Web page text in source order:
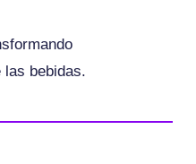
las bebidas.